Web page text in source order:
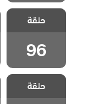
مسلسل لا تترك
يدي مدبلج
الحلقة 96
حلقة
96
مسلسل لا تترك
يدي مدبلج
الحلقة 85
حلقة